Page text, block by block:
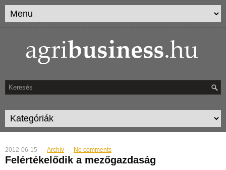
2012-06-15 Archív No comments
Felértékelődik a mezőgazdaság